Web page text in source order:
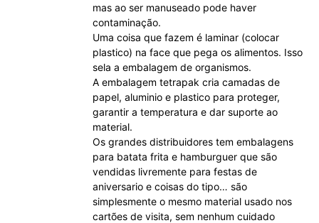
mas ao ser manuseado pode haver
contaminação.
Uma coisa que fazem é laminar (colocar
plastico) na face que pega os alimentos. Isso
sela a embalagem de organismos.
A embalagem tetrapak cria camadas de
papel, aluminio e plastico para proteger,
garantir a temperatura e dar suporte ao
material.
Os grandes distribuidores tem embalagens
para batata frita e hamburguer que são
vendidas livremente para festas de
aniversario e coisas do tipo… são
simplesmente o mesmo material usado nos
cartões de visita, sem nenhum cuidado